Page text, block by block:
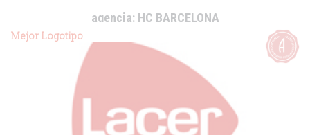
agencia:HC BARCELONA
Mejor Logotipo